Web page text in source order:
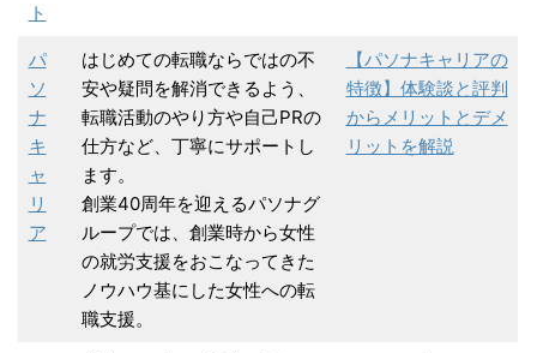
ト
パ
ソ
ナ
キ
ャ
リ
ア
はじめての転職ならではの不
安や疑問を解消できるよう、
転職活動のやり方や自己PRの
仕方など、丁寧にサポートし
ます。
創業40周年を迎えるパソナグ
ループでは、創業時から女性
の就労支援をおこなってきた
ノウハウ基にした女性への転
職支援。
【パソナキャリアの
特徴】体験談と評判
からメリットとデメ
リットを解説